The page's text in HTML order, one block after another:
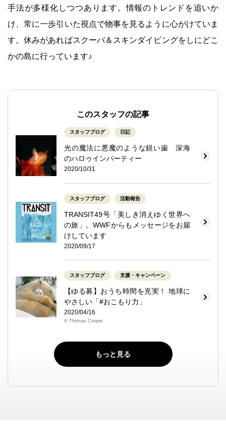
手法が多様化しつつあります。情報のトレンドを追いか
け、常に一歩引いた視点で物事を見るように心がけていま
す。休みがあればスクーバ＆スキンダイビングをしにどこ
かの島に行っています♪
このスタッフの記事
スタッフブログ 日記
光の魔法に悪魔のような鋭い歯 深海
のハロゥインパーティー
2020/10/31
スタッフブログ 活動報告
TRANSIT49号「美しき消えゆく世界へ
の旅」。WWFからもメッセージをお届
けしています
2020/09/17
スタッフブログ 支援・キャンペーン
【ゆる募】おうち時間を充実！ 地球に
やさしい「#おこもり力」
2020/04/16
© Thomas Cooper
もっと見る